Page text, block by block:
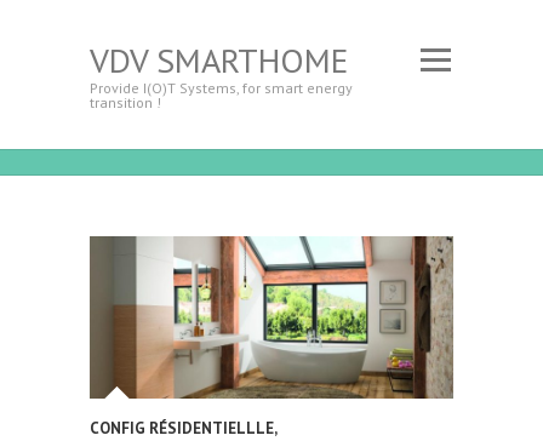
VDV SMARTHOME
Provide I(O)T Systems, for smart energy
transition !
CONFIG RÉSIDENTIELLLE,